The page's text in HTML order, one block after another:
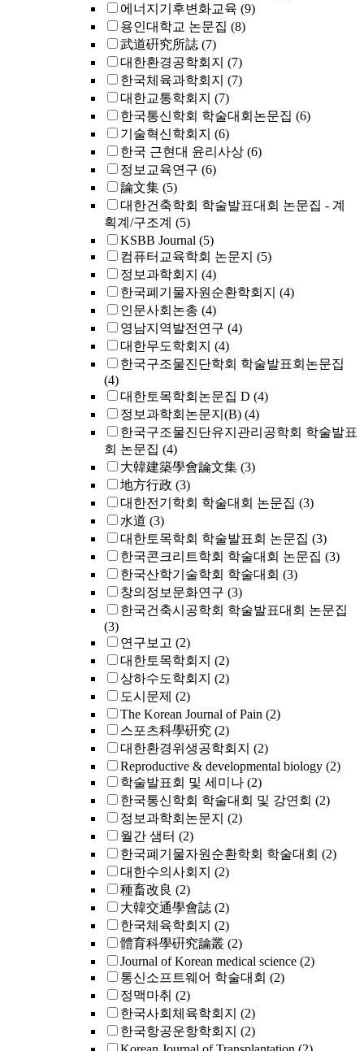
에너지기후변화교육 (9)
용인대학교 논문집 (8)
武道硏究所誌 (7)
대한환경공학회지 (7)
한국체육과학회지 (7)
대한교통학회지 (7)
한국통신학회 학술대회논문집 (6)
기술혁신학회지 (6)
한국 근현대 윤리사상 (6)
정보교육연구 (6)
論文集 (5)
대한건축학회 학술발표대회 논문집 - 계
획계/구조계 (5)
KSBB Journal (5)
컴퓨터교육학회 논문지 (5)
정보과학회지 (4)
한국폐기물자원순환학회지 (4)
인문사회논총 (4)
영남지역발전연구 (4)
대한무도학회지 (4)
한국구조물진단학회 학술발표회논문집
(4)
대한토목학회논문집 D (4)
정보과학회논문지(B) (4)
한국구조물진단유지관리공학회 학술발표
회 논문집 (4)
大韓建築學會論文集 (3)
地方行政 (3)
대한전기학회 학술대회 논문집 (3)
水道 (3)
대한토목학회 학술발표회 논문집 (3)
한국콘크리트학회 학술대회 논문집 (3)
한국산학기술학회 학술대회 (3)
창의정보문화연구 (3)
한국건축시공학회 학술발표대회 논문집
(3)
연구보고 (2)
대한토목학회지 (2)
상하수도학회지 (2)
도시문제 (2)
The Korean Journal of Pain (2)
스포츠科學硏究 (2)
대한환경위생공학회지 (2)
Reproductive & developmental biology (2)
학술발표회 및 세미나 (2)
한국통신학회 학술대회 및 강연회 (2)
정보과학회논문지 (2)
월간 샘터 (2)
한국폐기물자원순환학회 학술대회 (2)
대한수의사회지 (2)
種畜改良 (2)
大韓交通學會誌 (2)
한국체육학회지 (2)
體育科學硏究論叢 (2)
Journal of Korean medical science (2)
통신소프트웨어 학술대회 (2)
정맥마취 (2)
한국사회체육학회지 (2)
한국항공운항학회지 (2)